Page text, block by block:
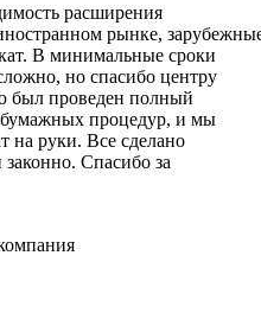
расширения
рынке,
В минимальные сроки
но спасибо центру
был проведен полный
процедур, и мы
на руки. Все сделано
Спасибо за